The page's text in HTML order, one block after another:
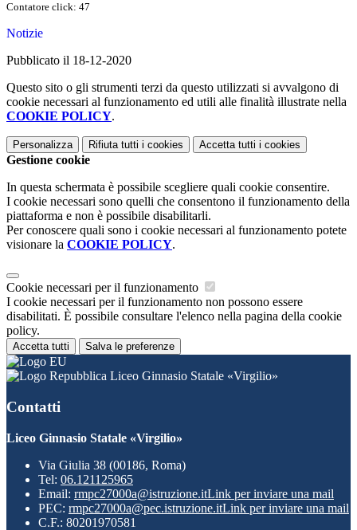
Contatore click: 47
Notizie
Pubblicato il 18-12-2020
Questo sito o gli strumenti terzi da questo utilizzati si avvalgono di
cookie necessari al funzionamento ed utili alle finalità illustrate nella
COOKIE POLICY.
Personalizza Rifiuta tutti i cookies Accetta tutti i cookies
Gestione cookie
In questa schermata è possibile scegliere quali cookie consentire.
I cookie necessari sono quelli che consentono il funzionamento della
piattaforma e non è possibile disabilitarli.
Per conoscere quali sono i cookie necessari al funzionamento potete
visionare la COOKIE POLICY.
Cookie necessari per il funzionamento
I cookie necessari per il funzionamento non possono essere
disabilitati. È possibile consultare l'elenco nella pagina della cookie
policy.
Accetta tutti Salva le preferenze
Liceo Ginnasio Statale «Virgilio»
Contatti
Liceo Ginnasio Statale «Virgilio»
Via Giulia 38 (00186, Roma)
Tel: 06.121125965
Email: rmpc27000a@istruzione.itLink per inviare una mail
PEC: rmpc27000a@pec.istruzione.itLink per inviare una mail
C.F.: 80201970581